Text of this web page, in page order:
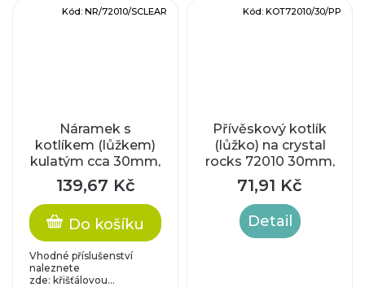
Náramek s
kotlíkem (lůžkem)
kulatým cca 30mm,
vnitřní průměr
náramku
(otvíratelný) cca
60x44mm, kulatý
profil
139,67 Kč
Do košíku
Vhodné příslušenství
naleznete
zde: křišťálovou...
Kód: NR/72010/SCLEAR
Přívěskový kotlík
(lůžko) na crystal
rocks 72010 30mm,
cca 30x34mm
71,91 Kč
Detail
Kód: KOT72010/30/PP